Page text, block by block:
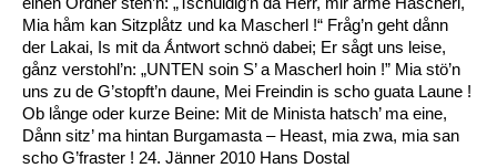
Mia håm kan Sitzplåtz und ka Mascherl !“ Fråg’n geht dånn
der Lakai, Is mit da Ǻntwort schnö dabei; Er sågt uns leise,
gånz verstohl’n: „UNTEN soin S’ a Mascherl hoin !” Mia stö’n
uns zu de G’stopft’n daune, Mei Freindin is scho guata Laune !
Ob långe oder kurze Beine: Mit de Minista hatsch’ ma eine,
Dånn sitz’ ma hintan Burgamasta – Heast, mia zwa, mia san
scho G’fraster ! 24. Jänner 2010 Hans Dostal